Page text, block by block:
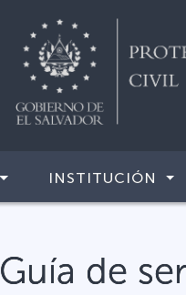
INSTITUCIÓN
Guía de